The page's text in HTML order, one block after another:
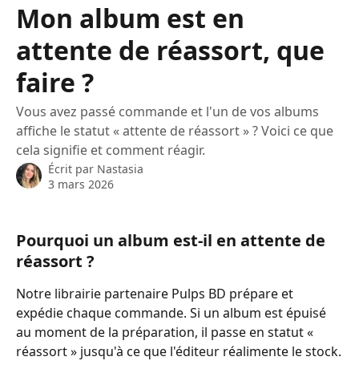
Mon album est en
attente de réassort, que
faire ?
Vous avez passé commande et l'un de vos albums
affiche le statut « attente de réassort » ? Voici ce que
cela signifie et comment réagir.
Écrit par Nastasia
3 mars 2026
Pourquoi un album est-il en attente de
réassort ?
Notre librairie partenaire Pulps BD prépare et
expédie chaque commande. Si un album est épuisé
au moment de la préparation, il passe en statut «
réassort » jusqu'à ce que l'éditeur réalimente le stock.